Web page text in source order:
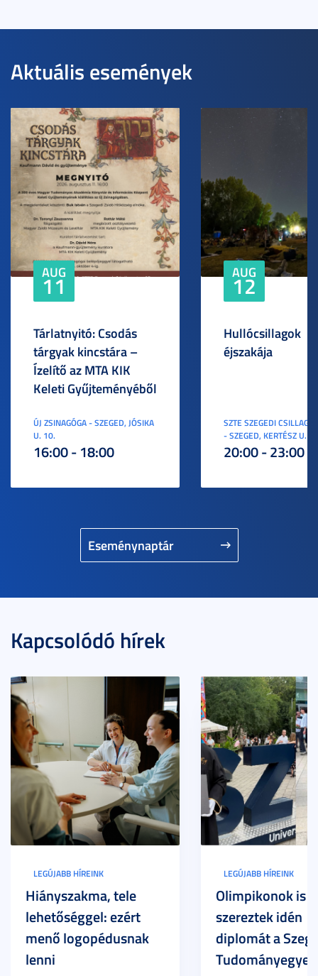
Aktuális események
Eseménynaptár
AUG
11
Tárlatnyitó: Csodás
tárgyak kincstára –
Ízelítő az MTA KIK
Keleti Gyűjteményéből
ÚJ ZSINAGÓGA - SZEGED, JÓSIKA
U. 10.
16:00 - 18:00
AUG
12
Hullócsillagok
éjszakája
SZTE SZEGEDI
- SZEGED, KERTÉSZ U. 3.
20:00 - 23:00
Kapcsolódó hírek
LEGÚJABB HÍREINK
Hiányszakma, tele
lehetőséggel: ezért
menő logopédusnak
lenni
LEGÚJABB HÍREINK
Olimpikonok is
szereztek idén
diplomát a